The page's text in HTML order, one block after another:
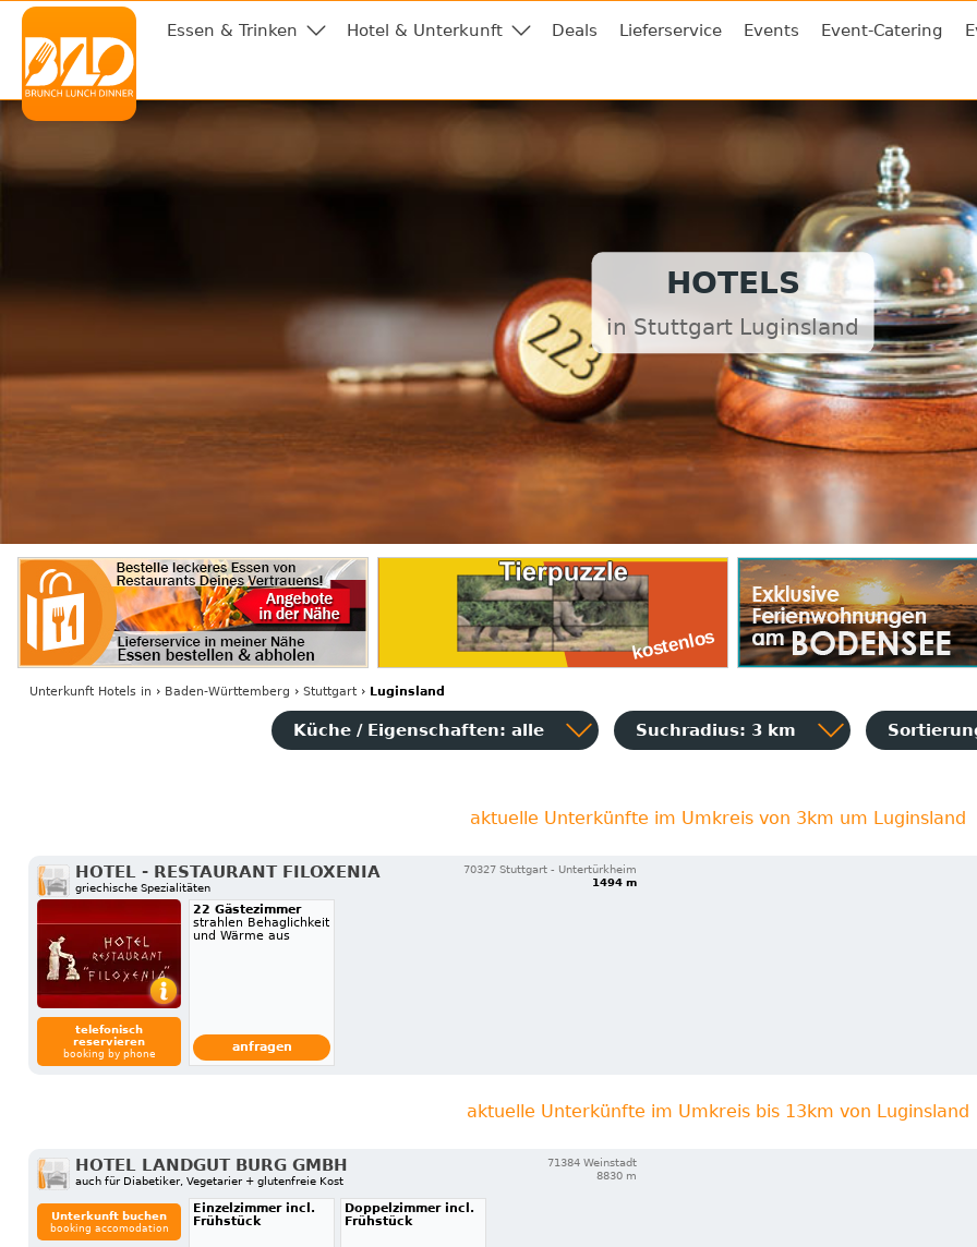
Essen & Trinken Hotel & Unterkunft Deals Lieferservice Events Event-Catering
HOTELS
in Stuttgart Luginsland
Unterkunft Hotels in › Baden-Württemberg › Stuttgart› Luginsland
Küche / Eigenschaften: alle Suchradius: 3 km
aktuelle Unterkünfte im Umkreis von 3km um Luginsland
HOTEL - RESTAURANT FILOXENIA
griechische Spezialitäten
70327 Stuttgart - Untertürkheim
1494 m
telefonisch
reservieren
booking by phone
22 Gästezimmer
strahlen Behaglichkeit
und Wärme aus
anfragen
aktuelle Unterkünfte im Umkreis bis 13km von Luginsland
HOTEL LANDGUT BURG GMBH
auch für Diabetiker, Vegetarier + glutenfreie Kost
71384 Weinstadt
8830 m
Unterkunft buchen
booking accomodation
Einzelzimmer incl.
Frühstück
Doppelzimmer incl.
Frühstück